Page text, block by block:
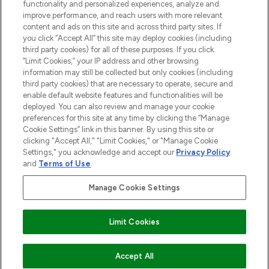
Do Not Sell or Share My Personal
Information
AIDE ET INFORMATIONS
INFORMATIONS GÉNÉRALES
À PROPOS DE LOOKFANTASTIC
2026 THG Beauty Europe GmbH Maximilianstrasse 54 80538 Munich
Payer en toute sécurité avec
functionality and personalized experiences, analyze and
improve performance, and reach users with more relevant
content and ads on this site and across third party sites. If
you click “Accept All” this site may deploy cookies (including
third party cookies) for all of these purposes. If you click
“Limit Cookies,” your IP address and other browsing
information may still be collected but only cookies (including
third party cookies) that are necessary to operate, secure and
enable default website features and functionalities will be
deployed. You can also review and manage your cookie
preferences for this site at any time by clicking the “Manage
Cookie Settings” link in this banner. By using this site or
clicking "Accept All," "Limit Cookies," or "Manage Cookie
Settings," you acknowledge and accept our Privacy Policy
and Terms of Use.
Manage Cookie Settings
Limit Cookies
Accept All